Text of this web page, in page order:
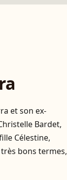
et son ex-
Bardet,
Célestine,
bons termes,